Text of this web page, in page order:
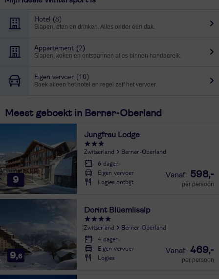
Hotel (8)
Slapen, eten en drinken. Alles onder één dak.
Appartement (2)
Slapen, koken en ontspannen alles binnen handbereik.
Eigen vervoer (10)
Boek alleen het hotel en regel zelf het vervoer.
Meest geboekt in Berner-Oberland
9
Jungfrau Lodge
Zwitserland
Berner-Oberland
6 dagen
Eigen vervoer
Logies ontbijt
598,-
per persoon
9,6
Dorint Blüemlisalp
Zwitserland
Berner-Oberland
4 dagen
Eigen vervoer
Logies
469,-
per persoon